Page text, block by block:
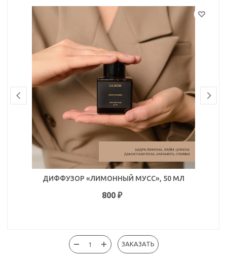
ДИФФУЗОР «ЛИМОННЫЙ МУСС», 50 МЛ
800₽
ЗАКАЗАТЬ